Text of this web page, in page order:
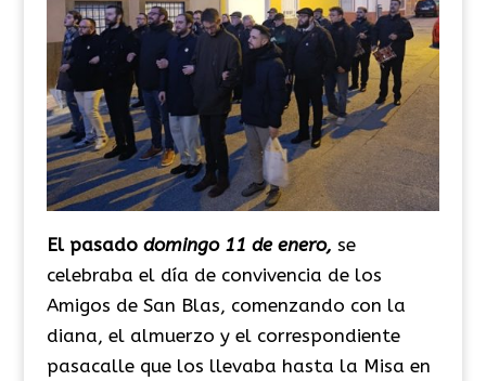
El pasadodomingo 11 de enero, se
celebraba el día de convivencia de los
Amigos de San Blas, comenzando con la
diana, el almuerzo y el correspondiente
pasacalle que los llevaba hasta la Misa en